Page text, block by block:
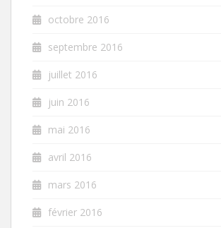
octobre 2016
septembre 2016
juillet 2016
juin 2016
mai 2016
avril 2016
mars 2016
février 2016